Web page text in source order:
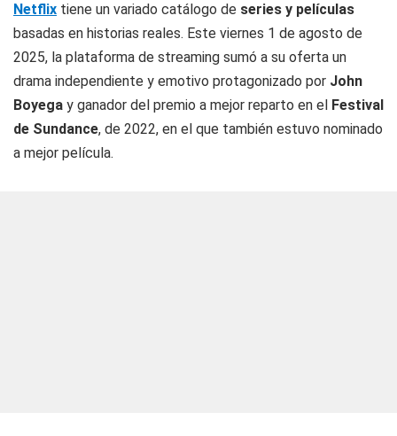
Netflix tiene un variado catálogo de series y películas
basadas en historias reales. Este viernes 1 de agosto de
2025, la plataforma de streaming sumó a su oferta un
drama independiente y emotivo protagonizado por John
Boyega y ganador del premio a mejor reparto en el Festival
de Sundance, de 2022, en el que también estuvo nominado
a mejor película.